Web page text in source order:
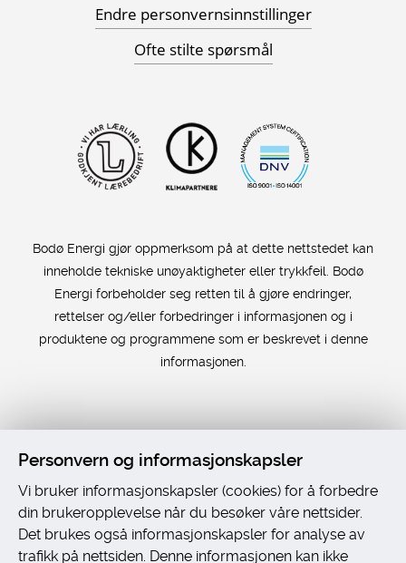
Personvern og informasjonskapsler
Vi bruker informasjonskapsler (cookies) for å forbedre
din brukeropplevelse når du besøker våre nettsider.
Det brukes også informasjonskapsler for analyse av
trafikk på nettsiden. Denne informasjonen kan ikke
Endre personvernsinnstillinger
Ofte stilte spørsmål
Bodø Energi gjør oppmerksom på at dette nettstedet kan
inneholde tekniske unøyaktigheter eller trykkfeil. Bodø
Energi forbeholder seg retten til å gjøre endringer,
rettelser og/eller forbedringer i informasjonen og i
produktene og programmene som er beskrevet i denne
informasjonen.
Universelt utformet nettside fra Digitalt Byrå